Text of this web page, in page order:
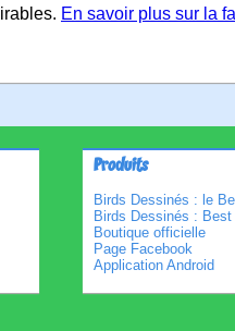
En savoir plus sur la
Produits
Birds Dessinés : le
Birds Dessinés :
Boutique officielle
Page Facebook
Application Android